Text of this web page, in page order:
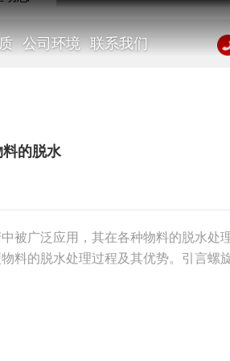
公司环境 联系我们
的脱水
被广泛应用，其在各种物料的脱水处
料的脱水处理过程及其优势。引言螺